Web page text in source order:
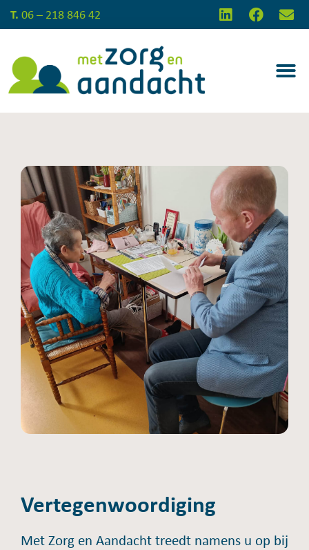
T. 06 – 218 846 42
Vertegenwoordiging
Met Zorg en Aandacht treedt namens u op bij